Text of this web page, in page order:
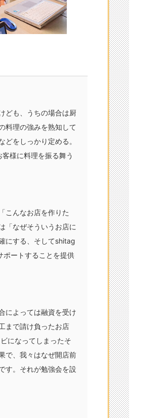
ども、うちの場合は厨
料理の強みを熟知して
をしっかり定める。
様に料理を振る舞う
こんなお店を作りた
「なぜそういうお店に
にする、そしてshitag
ポートすることを提供
によっては融資を受け
まで請け負ったお店
になってしまったそ
で、我々はなぜ開店前
す。それが勉強会を設